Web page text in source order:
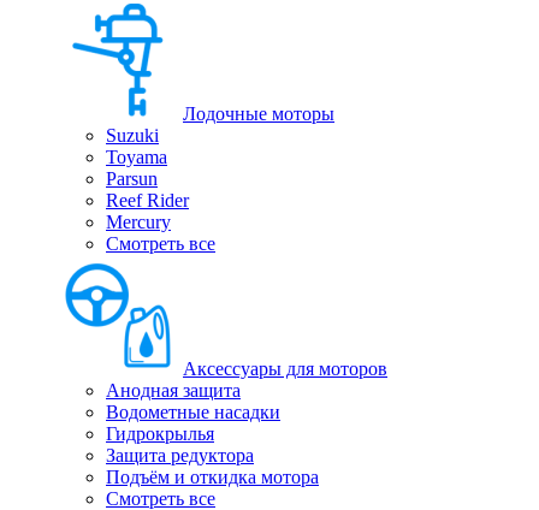
Лодочные моторы
Suzuki
Toyama
Parsun
Reef Rider
Mercury
Смотреть все
Аксессуары для моторов
Анодная защита
Водометные насадки
Гидрокрылья
Защита редуктора
Подъём и откидка мотора
Смотреть все